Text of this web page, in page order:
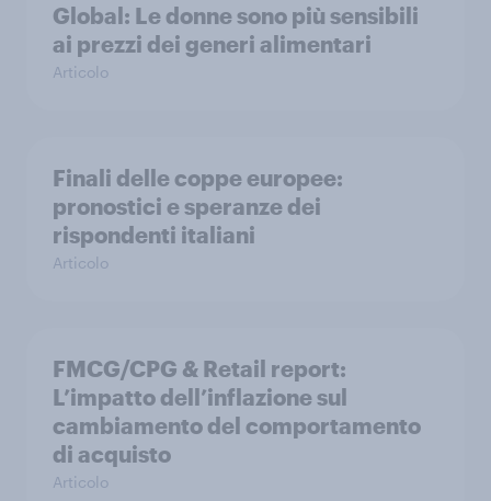
Global: Le donne sono più sensibili
ai prezzi dei generi alimentari
Articolo
Finali delle coppe europee:
pronostici e speranze dei
rispondenti italiani
Articolo
FMCG/CPG & Retail report:
L’impatto dell’inflazione sul
cambiamento del comportamento
di acquisto
Articolo